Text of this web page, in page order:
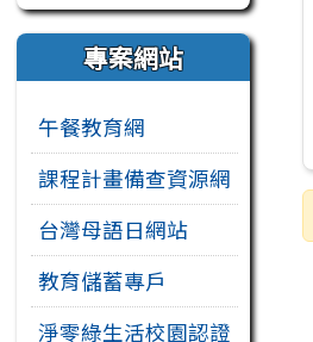
專案網站
午餐教育網
課程計畫備查資源網
台灣母語日網站
教育儲蓄專戶
淨零綠生活校園認證